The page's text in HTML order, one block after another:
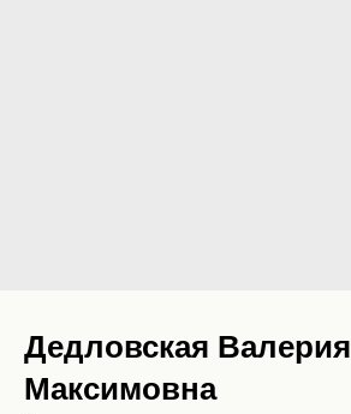
Дедловская Валерия
Максимовна